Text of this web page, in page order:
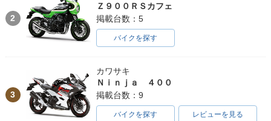
2
Ｚ９００ＲＳカフェ
掲載台数：5
バイクを探す
3
カワサキ
Ｎｉｎｊａ ４００
掲載台数：9
バイクを探す レビューを見る